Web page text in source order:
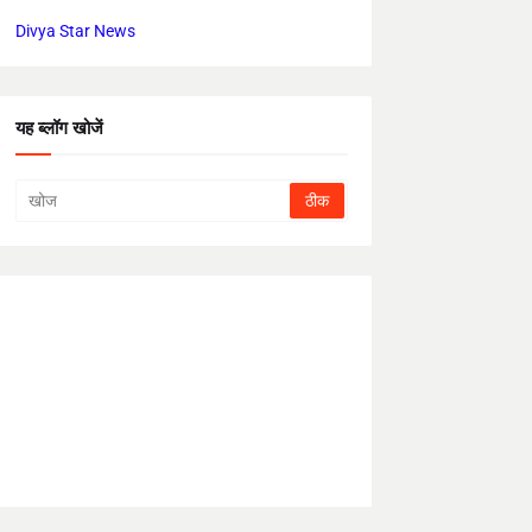
Divya Star News
यह ब्लॉग खोजें